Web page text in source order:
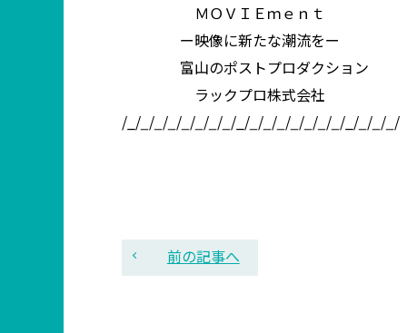
ＭＯＶＩＥｍｅｎｔ
ー映像に新たな潮流をー
富山のポストプロダクション
ラックプロ株式会社
/_/_ /_ /_ /_ /_ /_ /_ /_/_ /_ /_ /_ /_ /_ /_ /_/_ /_ /_ /
前の記事へ